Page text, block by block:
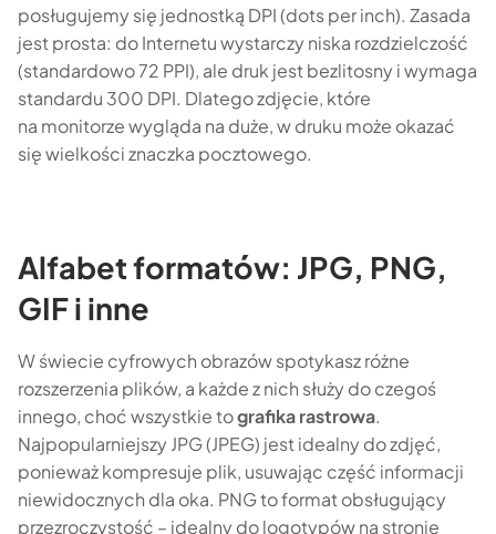
posługujemy się jednostką DPI (dots per inch). Zasada
jest prosta: do Internetu wystarczy niska rozdzielczość
(standardowo 72 PPI), ale druk jest bezlitosny i wymaga
standardu 300 DPI. Dlatego zdjęcie, które
na monitorze wygląda na duże, w druku może okazać
się wielkości znaczka pocztowego.
Alfabet formatów: JPG, PNG,
GIF i inne
W świecie cyfrowych obrazów spotykasz różne
rozszerzenia plików, a każde z nich służy do czegoś
innego, choć wszystkie tografika rastrowa.
Najpopularniejszy JPG (JPEG) jest idealny do zdjęć,
ponieważ kompresuje plik, usuwając część informacji
niewidocznych dla oka. PNG to format obsługujący
przezroczystość – idealny do logotypów na stronie